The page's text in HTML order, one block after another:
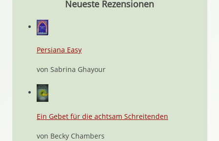
Neueste Rezensionen
Persiana Easy
von Sabrina Ghayour
Ein Gebet für die achtsam Schreitenden
von Becky Chambers